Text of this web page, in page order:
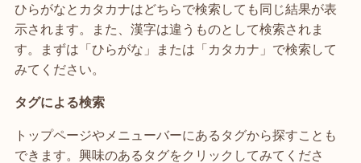
ひらがなとカタカナはどちらで検索しても同じ結果が表
示されます。また、漢字は違うものとして検索されま
す。まずは「ひらがな」または「カタカナ」で検索して
みてください。
タグによる検索
トップページやメニューバーにあるタグから探すことも
できます。興味のあるタグをクリックしてみてくださ